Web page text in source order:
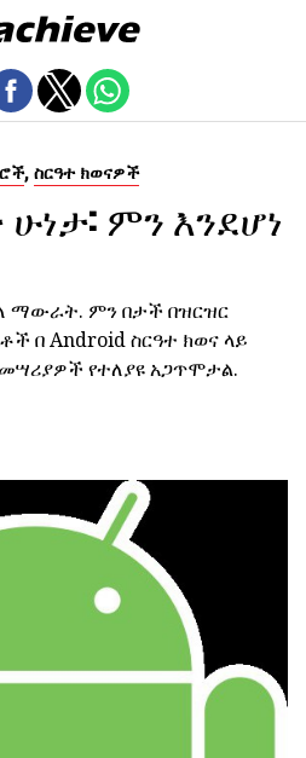
, ስርዓተ ክወናዎች
ሁነታ: ምን እንደሆነ
ማውራት. ምን በታች በዝርዝር
በ Android ስርዓተ ክወና ላይ
የተለያዩ አጋጥሞታል.